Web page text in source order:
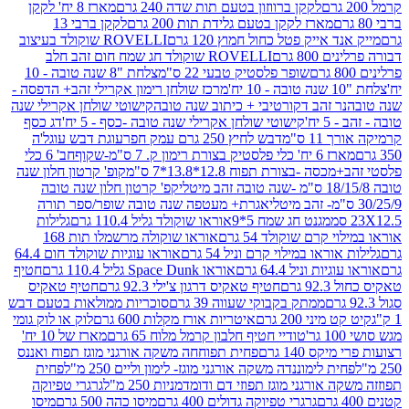
לקקן ברווזון בטעם תות שדה 240 גרם
מארז 8 יח' לקקן
מארז לקקן בטעם גלידת תות 200 גרם
לקקן ברבי 13
אייק פטל כחול חמוץ 120 גרם
ROVELLI שוקולד בעיצוב
גרם
ROVELLI שוקולד חג שמח חום זהב חלב
שופר פלסטיק טבעי 22 ס"מ
צלחת "8 שנה טובה - 10
מרכז שולחן רימון אקרילי זהב+ הדפסה -
זהב דקורטיבי + כיתוב שנה טובהקישוטי שולחן אקרילי שנה
קישוטי שולחן אקרילי שנה טובה -כסף - 5 יח'
דג כסף
ס"מ
דבש לחיץ 250 גרם עמק חפר
עוגת דבש עוגל'ה
בצורת רימון ק. 7 ס"מ-שקוף
חב' 6 כלי
-בצורת תפוח 12.8*13.8*7 ס"מ
קופ' קרטון חלון שנה
קפ' קרטון חלון שנה טובה
אגרת+ מעטפה שנה טובה שופר/ספר תורה
מגנט חג שמח 5*9
אוראו שוקולד גליל 110.4 גרם
גלילות
קרם שוקולד 54 גרם
אוראו שוקולה מרשמלו תות 168
במילוי קרם וניל 54 גרם
אוראו עוגיות שוקולד חום 64.4
וניל 64.4 גרם
אוראו Space Dunk גליל 110.4 גרם
חטיף
חטיף טאקיס דרגון צ'ילי 92.3 גרם
חטיף טאקיס
ממתק בקבוקי שעווה 39 גרם
סוכריות ממולאות בטעם דבש
200 גרם
איטריות אורז מקלות 600 גרם
לוק או לוק גומי
טודיי חטיף חלבון קרמל מלוח 65 גרם
מארז של 10 יח'
140 גרם
פחית תפוחחה משקה אורגני מוגז תפוח ואננס
לימוננדה משקה אורגני מוגז- לימון וליים 250 מ"ל
פחית
מוגז תפוזי דם ודומדמניות 250 מ"ל
גרגרי טפיוקה
גרגרי טפיוקה גדולים 400 גרם
מיסו כהה 500 גרם מיסו